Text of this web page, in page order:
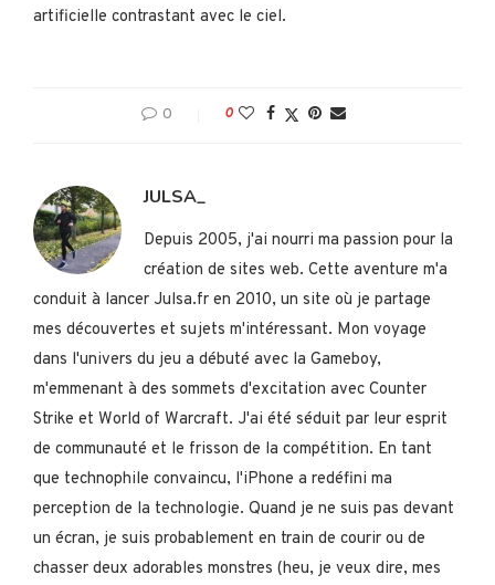
artificielle contrastant avec le ciel.
0 0
JULSA_
Depuis 2005, j'ai nourri ma passion pour la
création de sites web. Cette aventure m'a
conduit à lancer Julsa.fr en 2010, un site où je partage
mes découvertes et sujets m'intéressant. Mon voyage
dans l'univers du jeu a débuté avec la Gameboy,
m'emmenant à des sommets d'excitation avec Counter
Strike et World of Warcraft. J'ai été séduit par leur esprit
de communauté et le frisson de la compétition. En tant
que technophile convaincu, l'iPhone a redéfini ma
perception de la technologie. Quand je ne suis pas devant
un écran, je suis probablement en train de courir ou de
chasser deux adorables monstres (heu, je veux dire, mes